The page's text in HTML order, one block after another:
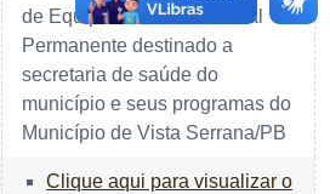
de Equipamentos e Material
Permanente destinado a
secretaria de saúde do
município e seus programas do
Município de Vista Serrana/PB
Clique aqui para visualizar o